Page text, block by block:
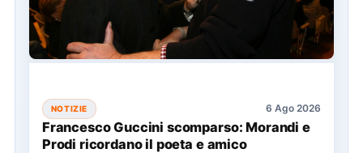
NOTIZIE 6 Ago 2026
Francesco Guccini scomparso: Morandi e
Prodi ricordano il poeta e amico